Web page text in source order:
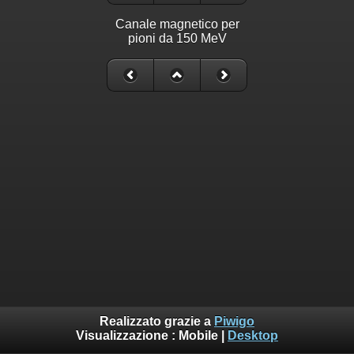
Canale magnetico per
pioni da 150 MeV
Realizzato grazie a Piwigo
Visualizzazione : Mobile Desktop